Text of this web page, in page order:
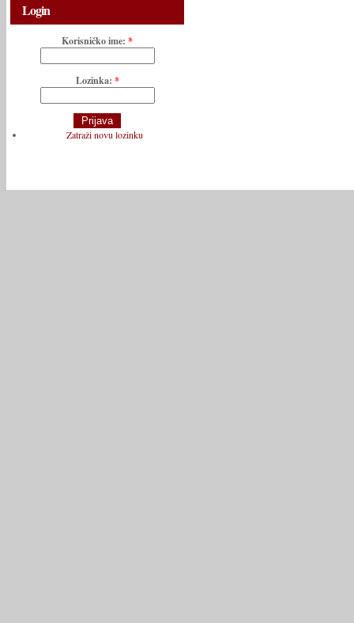
Login
Korisničko ime: *
Lozinka: *
Zatraži novu lozinku